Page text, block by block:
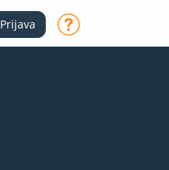
Prijava